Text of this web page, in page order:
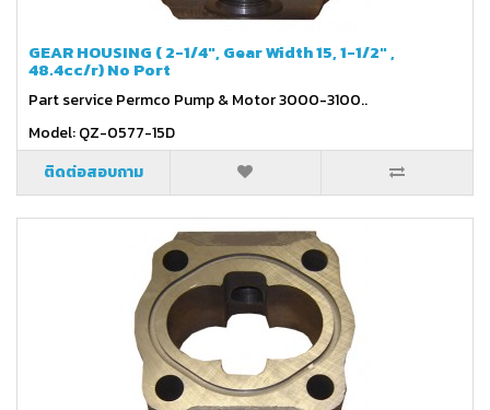
GEAR HOUSING ( 2-1/4", Gear Width 15, 1-1/2" ,
48.4cc/r) No Port
Part service Permco Pump & Motor 3000-3100..
Model: QZ-0577-15D
ติดต่อสอบถาม